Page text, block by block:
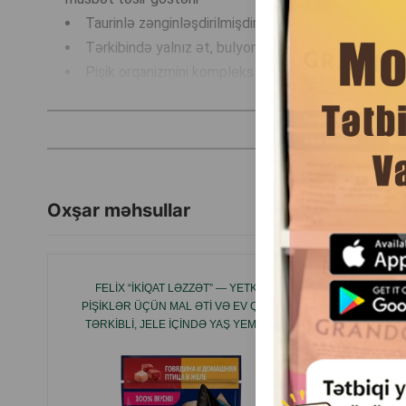
Taurinlə zənginləşdirilmişdir - pişiklərin görmə və
Tərkibində yalnız ət, bulyon və minerallar var,
Pişik orqanizmini kompleks şəkildə
Konservantlar, sümük unu, soya və ya taxıl
Toyuq ətinə və taxıl məhsullarına dözümsüzlüyü
Yüksək yem istehlakı göstəricilərinə malikdir
Oxşar məhsullar
FELIX “İKIQAT LƏZZƏT” — YETKIN
PIŞIKLƏR ÜÇÜN MAL ƏTI VƏ EV QUŞU
TƏRKIBLI, JELE IÇINDƏ YAŞ YEMDIR.
YAS
YETKIN